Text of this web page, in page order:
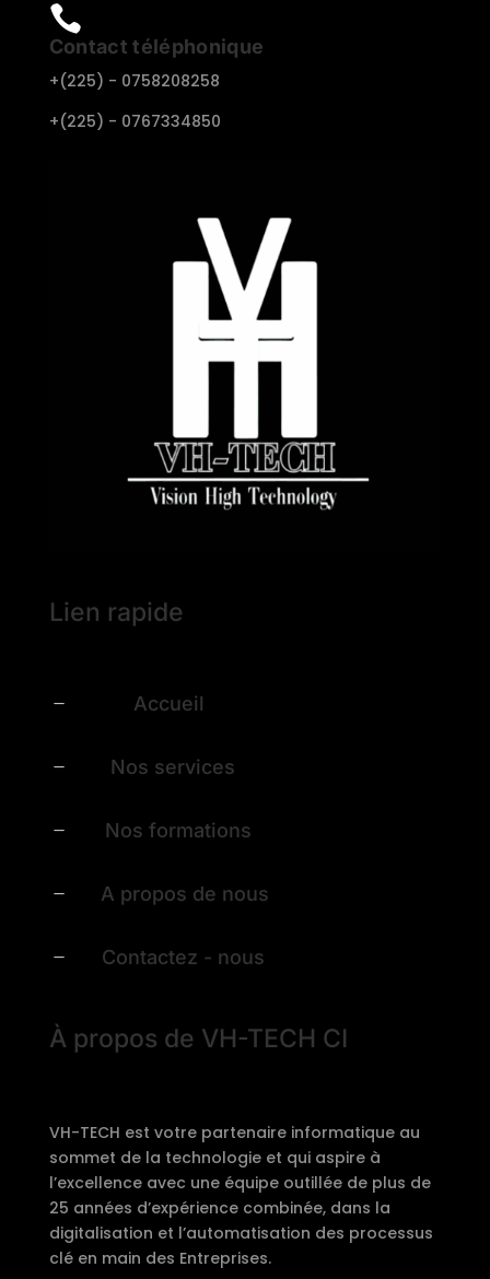

Contact téléphonique
+(225) - 0758208258
+(225) - 0767334850
Lien rapide
K Accueil
K Nos services
K Nos formations
K A propos de nous
K Contactez - nous
À propos de VH-TECH CI
VH-TECH est votre partenaire informatique au
sommet de la technologie et qui aspire à
l’excellence avec une équipe outillée de plus de
25 années d’expérience combinée, dans la
digitalisation et l’automatisation des processus
clé en main des Entreprises.